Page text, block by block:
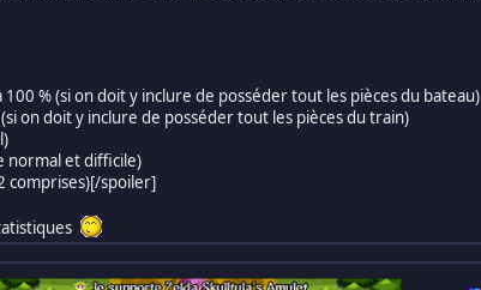
100 % (si on doit y inclure de posséder tout les pièces du bateau)
(si on doit y inclure de posséder tout les pièces du train)
normal et difficile)
comprises)[/spoiler]